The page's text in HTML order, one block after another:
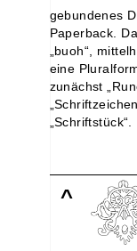
gebundenes
Paperback.
„buoh“,
eine
zunächst
„Schriftstück“.
^